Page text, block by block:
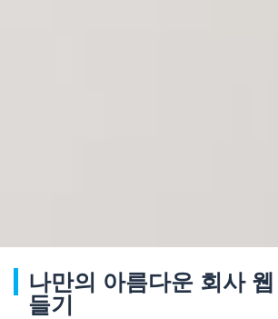
나만의 아름다운 회사
들기